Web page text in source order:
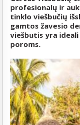
profesionalų ir
tinklo viešbučių
gamtos žavesio
viešbutis yra
poroms.